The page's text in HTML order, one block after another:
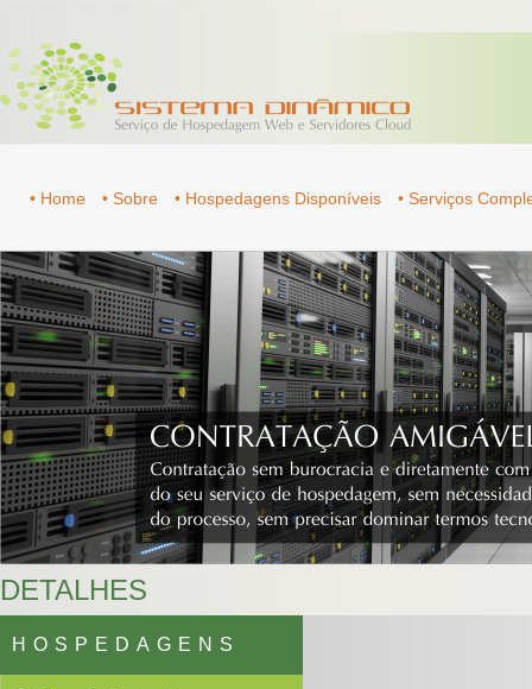
• Home • Sobre • Hospedagens Disponíveis • Serviços
DETALHES
HOSPEDAGENS